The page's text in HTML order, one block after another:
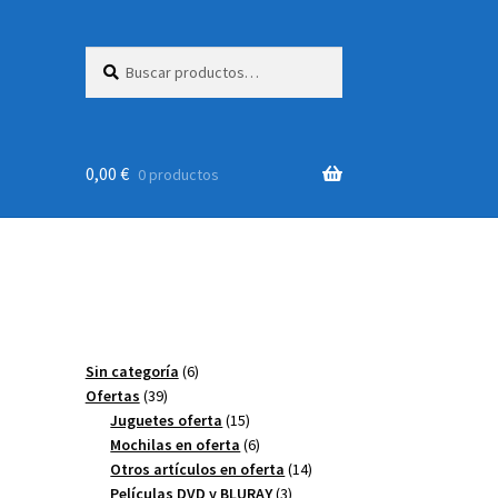
por:
0,00 € 0 productos
Sin categoría 66
Ofertas 3939
productos
Juguetes oferta 1515
productos
Mochilas en oferta 66
productos
Otros artículos en oferta 1414
Películas DVD y BLURAY 33